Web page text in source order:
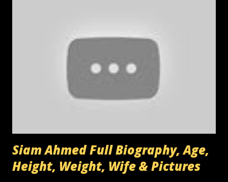
Siam Ahmed Full Biography, Age,
Height, Weight, Wife & Pictures